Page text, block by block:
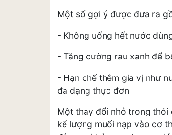
Một số gợi ý được đưa ra
- Không uống hết nước
- Tăng cường rau xanh để
- Hạn chế thêm gia vị như
đa dạng thực đơn
Một thay đổi nhỏ trong thói
kể lượng muối nạp vào cơ